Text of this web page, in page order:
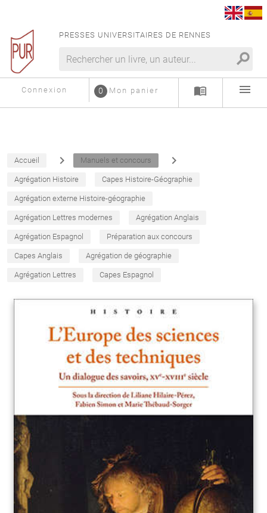
PRESSES UNIVERSITAIRES DE RENNES
search
Connexion Mon panier
0 menu_book menu
Accueil navigate_next Manuels et concours navigate_next
Agrégation Histoire Capes Histoire-Géographie
Agrégation externe Histoire-géographie
Agrégation Lettres modernes Agrégation Anglais
Agrégation Espagnol Préparation aux concours
Capes Anglais Agrégation de géographie
Agrégation Lettres Capes Espagnol